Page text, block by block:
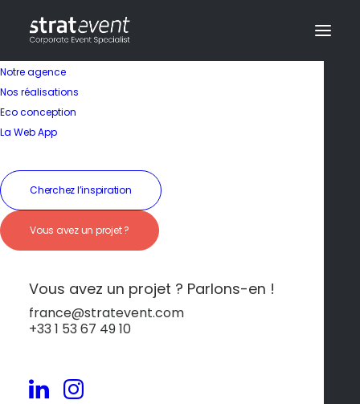
Notre agence
Nos réalisations
Eco conception
La Web App
Cherchez l’inspiration
Vous avez un projet ?
Vous avez un projet ? Parlons-en !
france@stratevent.com
+33 1 53 67 49 10
Un cadre idéal pour
marier culture et
nature
In ,Ile de France
des promenades inoubliables.